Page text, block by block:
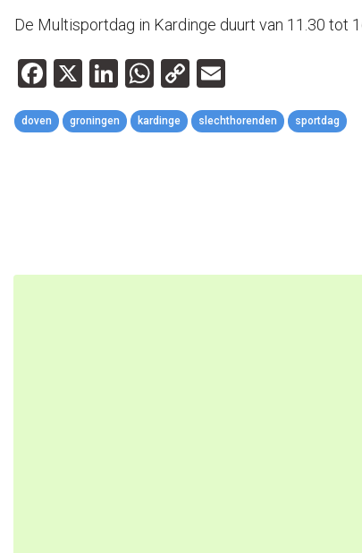
De Multisportdag in Kardinge duurt van 11.30 tot
Facebook
X LinkedIn
WhatsApp
Copy
Link
doven groningen kardinge slechthorenden sportdag